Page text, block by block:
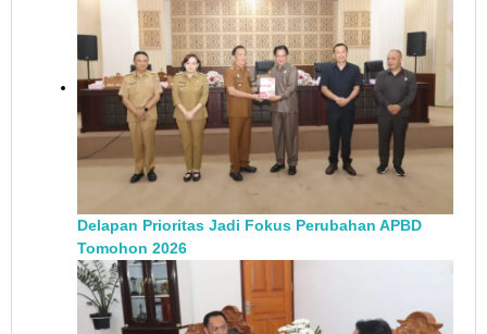
Delapan Prioritas Jadi Fokus Perubahan APBD
Tomohon 2026